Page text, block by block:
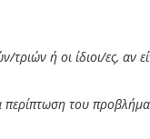
ή οι ίδιοι/ες, αν
του